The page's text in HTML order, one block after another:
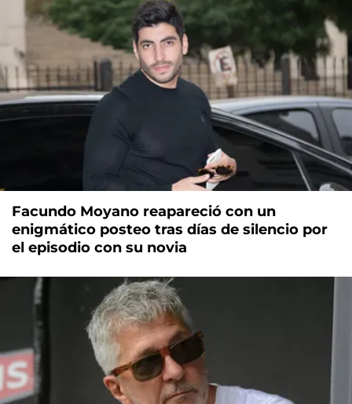
Facundo Moyano reapareció con un
enigmático posteo tras días de silencio por
el episodio con su novia